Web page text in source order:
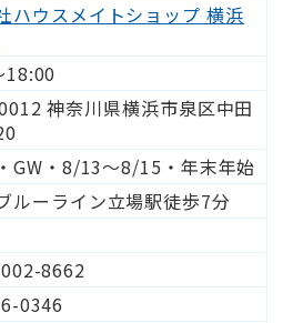
ハウスメイトショップ 横浜
18:00
神奈川県横浜市泉区中田
GW・8/13～8/15・年末年始
ルーライン立場駅徒歩7分
8662
0346